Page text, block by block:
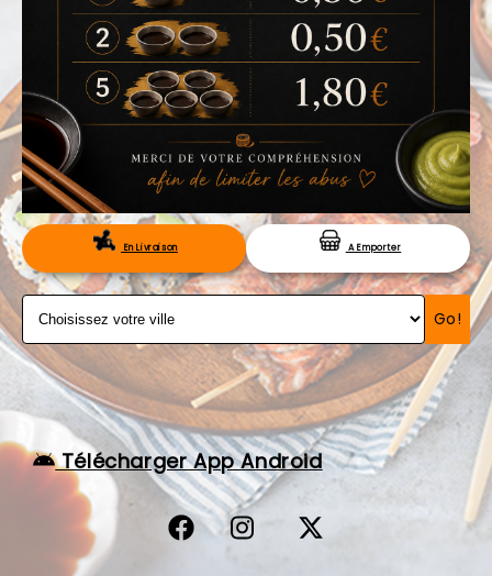
VOTRE COMPTE
NOTRE RESTAURANT
VOS AVIS
MENTIONS LÉGALES
C.G.V
RÉSERVATIONEn Livraison A Emporter
Go!
Télécharger App Android